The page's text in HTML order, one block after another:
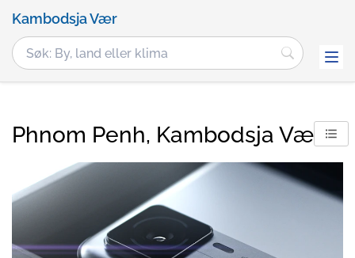
Kambodsja Vær
Phnom Penh, Kambodsja Vær